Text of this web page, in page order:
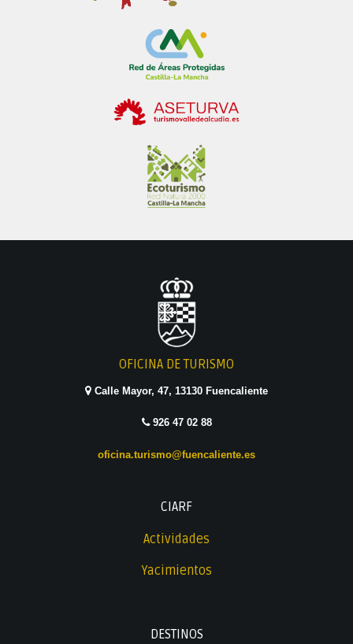
OFICINA DE TURISMO
Calle Mayor, 47, 13130 Fuencaliente
926 47 02 88
oficina.turismo@fuencaliente.es
CIARF
Actividades
Yacimientos
DESTINOS